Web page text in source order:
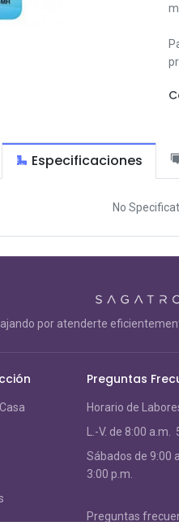
Especificaciones
No
por atenderte
Preguntas
Horario de
L.-V. de 8:00 a.m.
Sábados de 9:00
3:00 p.m.
Preguntas